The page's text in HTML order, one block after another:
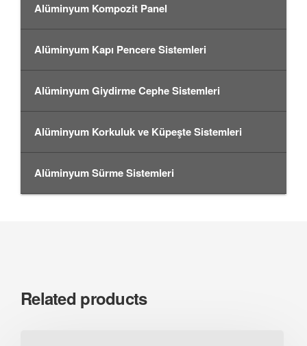
Alüminyum Kompozit Panel
Alüminyum Kapı Pencere Sistemleri
Alüminyum Giydirme Cephe Sistemleri
Alüminyum Korkuluk ve Küpeşte Sistemleri
Alüminyum Sürme Sistemleri
Related products